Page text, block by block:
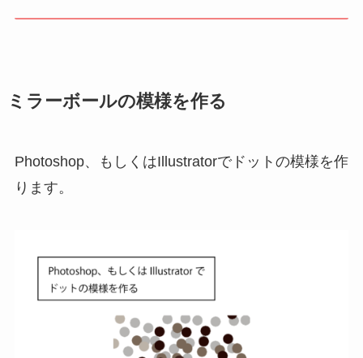
ミラーボールの模様を作る
Photoshop、もしくはIllustratorでドットの模様を作
ります。